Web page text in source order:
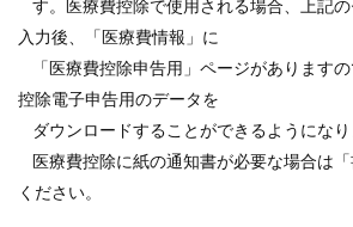
す。医療費控除で使用される場合、上記
入力後、「医療費情報」に
「医療費控除申告用」ページがあります
控除電子申告用のデータを
ダウンロードすることができるようになり
医療費控除に紙の通知書が必要な場合は
ください。